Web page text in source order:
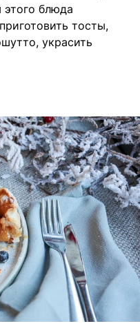
этого блюда
тосты,
украсить